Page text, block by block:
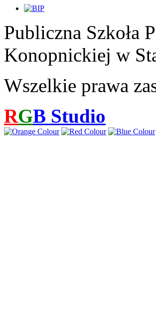
Publiczna Szkoła
Konopnickiej w
Wszelkie prawa
RGB Studio